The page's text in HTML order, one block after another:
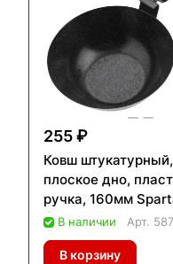
255 ₽
Ковш штукатурный,
плоское дно,
ручка, 160мм
(86349)
В наличии Арт.
В корзину